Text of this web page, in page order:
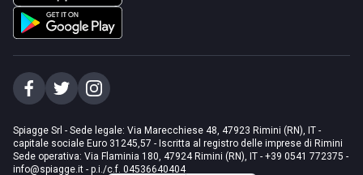
Spiagge Srl - Sede legale: Via Marecchiese 48, 47923 Rimini (RN), IT -
capitale sociale Euro 31245,57 - Iscritta al registro delle imprese di Rimini
Sede operativa: Via Flaminia 180, 47924 Rimini (RN), IT - +39 0541 772375 -
info@spiagge.it - p.i./c.f. 04536640404